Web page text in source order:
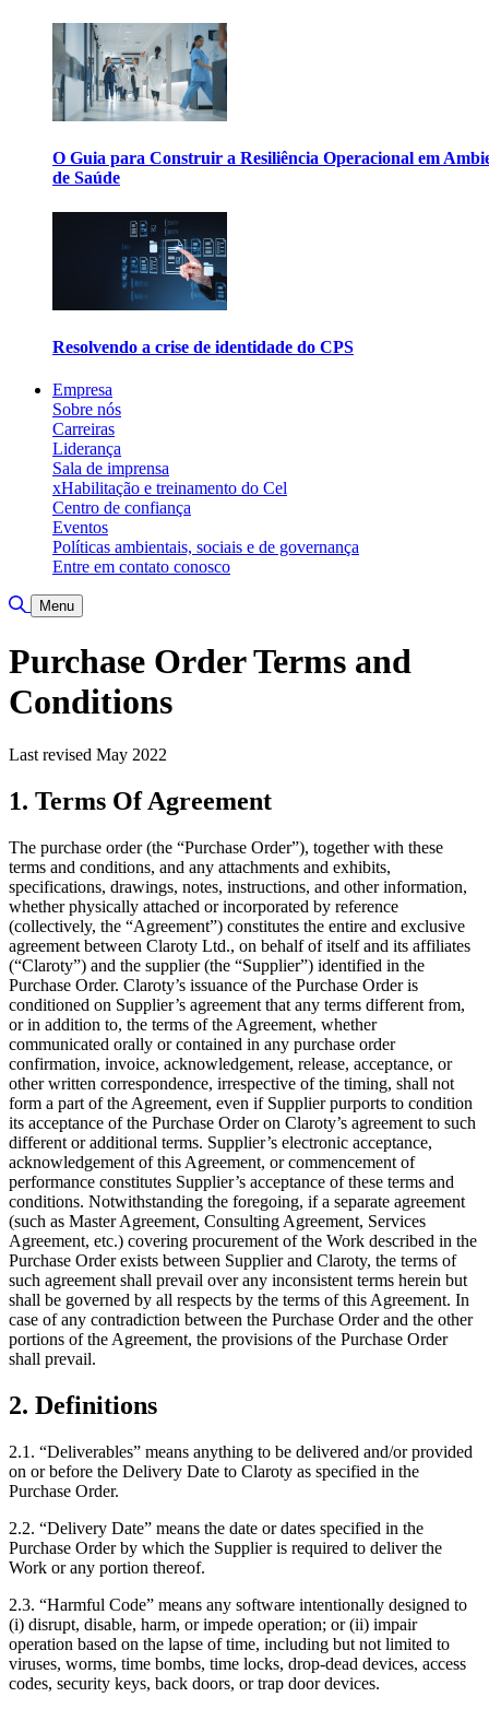
O Guia para Construir a Resiliência Operacional em
de Saúde
Resolvendo a crise de identidade do CPS
Empresa
Sobre nós
Carreiras
Liderança
Sala de imprensa
xHabilitação e treinamento do Cel
Centro de confiança
Eventos
Políticas ambientais, sociais e de governança
Entre em contato conosco
Alternar pesquisa
Menu
Purchase Order Terms and
Conditions
Last revised May 2022
1. Terms Of Agreement
The purchase order (the “Purchase Order”), together with these
terms and conditions, and any attachments and exhibits,
specifications, drawings, notes, instructions, and other information,
whether physically attached or incorporated by reference
(collectively, the “Agreement”) constitutes the entire and exclusive
agreement between Claroty Ltd., on behalf of itself and its affiliates
(“Claroty”) and the supplier (the “Supplier”) identified in the
Purchase Order. Claroty’s issuance of the Purchase Order is
conditioned on Supplier’s agreement that any terms different from,
or in addition to, the terms of the Agreement, whether
communicated orally or contained in any purchase order
confirmation, invoice, acknowledgement, release, acceptance, or
other written correspondence, irrespective of the timing, shall not
form a part of the Agreement, even if Supplier purports to condition
its acceptance of the Purchase Order on Claroty’s agreement to such
different or additional terms. Supplier’s electronic acceptance,
acknowledgement of this Agreement, or commencement of
performance constitutes Supplier’s acceptance of these terms and
conditions. Notwithstanding the foregoing, if a separate agreement
(such as Master Agreement, Consulting Agreement, Services
Agreement, etc.) covering procurement of the Work described in the
Purchase Order exists between Supplier and Claroty, the terms of
such agreement shall prevail over any inconsistent terms herein but
shall be governed by all respects by the terms of this Agreement. In
case of any contradiction between the Purchase Order and the other
portions of the Agreement, the provisions of the Purchase Order
shall prevail.
2. Definitions
2.1. “Deliverables” means anything to be delivered and/or provided
on or before the Delivery Date to Claroty as specified in the
Purchase Order.
2.2. “Delivery Date” means the date or dates specified in the
Purchase Order by which the Supplier is required to deliver the
Work or any portion thereof.
2.3. “Harmful Code” means any software intentionally designed to
(i) disrupt, disable, harm, or impede operation; or (ii) impair
operation based on the lapse of time, including but not limited to
viruses, worms, time bombs, time locks, drop-dead devices, access
codes, security keys, back doors, or trap door devices.